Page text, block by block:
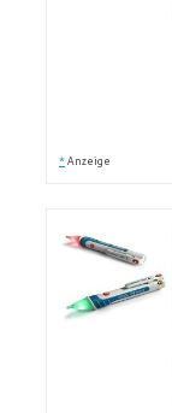
* Anzeige